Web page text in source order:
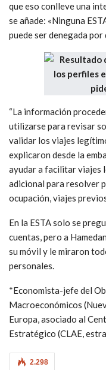
que eso conlleve una
se añade: «Ninguna
puede ser denegada por
“La información
utilizarse para revisar
validar los viajes
explicaron desde la
ayudar a facilitar viajes
adicional para resolver
ocupación, viajes
En la ESTA solo se
cuentas, pero a
su móvil y le miraron
personales.
*Economista-jefe del
Macroeconómicos
Europa, asociado al
Estratégico (CLAE,
2.298